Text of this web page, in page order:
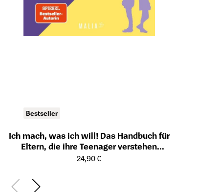
Bestseller
Ich mach, was ich will! Das Handbuch für
Eltern, die ihre Teenager verstehen
wollen - Von A wie Absprachen über H
Öffnet die Detailseite des Produkts
24,90 €